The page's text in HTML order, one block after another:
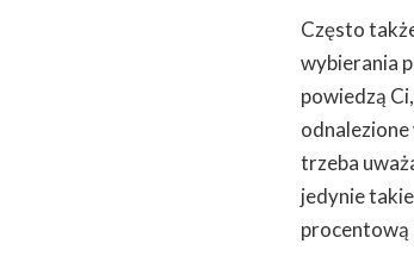
Często
wybierania
powiedzą
odnalezione
trzeba
jedynie
procentową